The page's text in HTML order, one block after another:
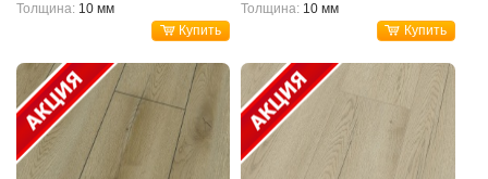
Толщина: 10 мм
Купить
Толщина: 10 мм
Купить